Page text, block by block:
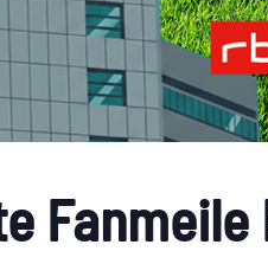
Fanmeile